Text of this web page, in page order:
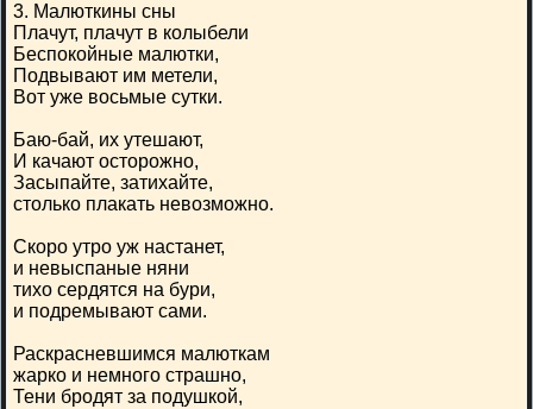
3. Малюткины сны
Плачут, плачут в колыбели
Беспокойные малютки,
Подвывают им метели,
Вот уже восьмые сутки.
Баю-бай, их утешают,
И качают осторожно,
Засыпайте, затихайте,
столько плакать невозможно.
Скоро утро уж настанет,
и невыспаные няни
тихо сердятся на бури,
и подремывают сами.
Раскрасневшимся малюткам
жарко и немного страшно,
Тени бродят за подушкой,